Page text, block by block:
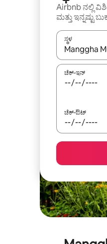
Airbnb ನಲ್ಲಿ
ಮತ್ತು ಇನ್ನಷ್ಟು
ಸ್ಥಳ
ಫಲಿತಾಂಶಗಳು
ಚೆಕ್-ಇನ್
ಚೆಕ್-ಔಟ್